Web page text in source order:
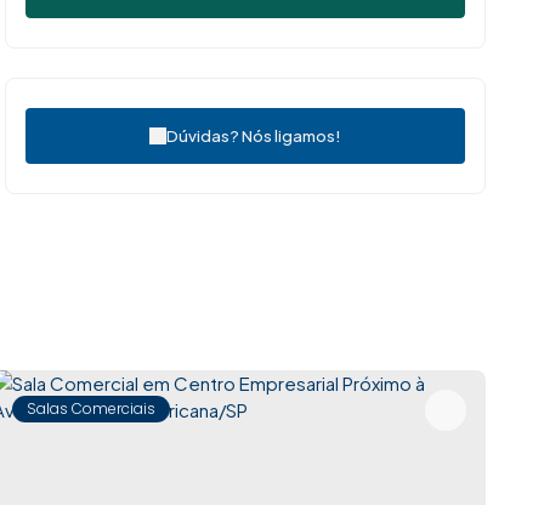
Dúvidas? Nós ligamos!
Salas Comerciais